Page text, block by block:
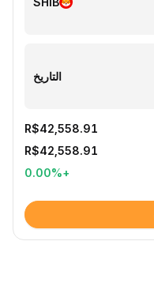
التاريخ
R$42,558.91
R$42,558.91
+
0.00%